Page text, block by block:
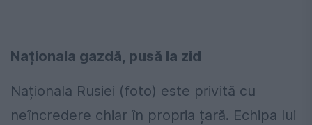
Naționala gazdă, pusă la zid
Naționala Rusiei (foto) este privită cu
neîncredere chiar în propria țară. Echipa lui